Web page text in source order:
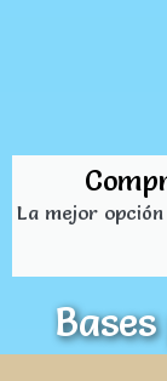
La mejor